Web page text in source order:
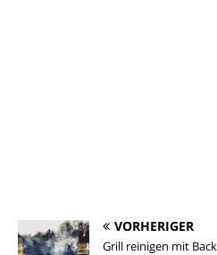
VORHERIGER
Grill reinigen mit